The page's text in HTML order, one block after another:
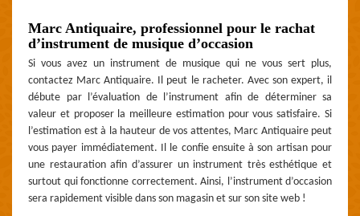
Marc Antiquaire, professionnel pour le rachat
d’instrument de musique d’occasion
Si vous avez un instrument de musique qui ne vous sert plus,
contactez Marc Antiquaire. Il peut le racheter. Avec son expert, il
débute par l’évaluation de l’instrument afin de déterminer sa
valeur et proposer la meilleure estimation pour vous satisfaire. Si
l’estimation est à la hauteur de vos attentes, Marc Antiquaire peut
vous payer immédiatement. Il le confie ensuite à son artisan pour
une restauration afin d’assurer un instrument très esthétique et
surtout qui fonctionne correctement. Ainsi, l’instrument d’occasion
sera rapidement visible dans son magasin et sur son site web !